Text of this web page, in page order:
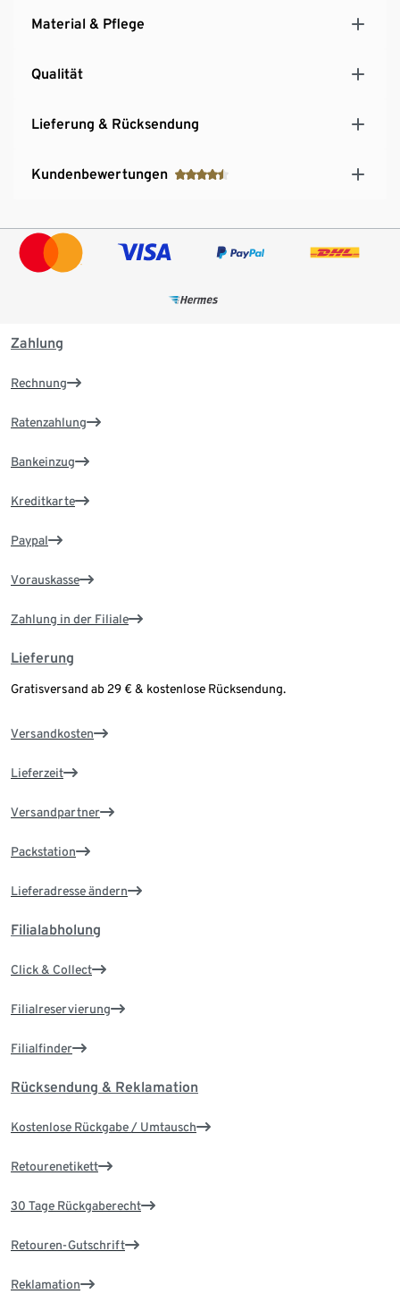
Material & Pflege
Qualität
Lieferung & Rücksendung
Kundenbewertungen
Zahlung
Rechnung
Ratenzahlung
Bankeinzug
Kreditkarte
Paypal
Vorauskasse
Zahlung in der Filiale
Lieferung
Gratisversand ab 29 € & kostenlose Rücksendung.
Versandkosten
Lieferzeit
Versandpartner
Packstation
Lieferadresse ändern
Filialabholung
Click & Collect
Filialreservierung
Filialfinder
Rücksendung & Reklamation
Kostenlose Rückgabe / Umtausch
Retourenetikett
30 Tage Rückgaberecht
Retouren-Gutschrift
Reklamation